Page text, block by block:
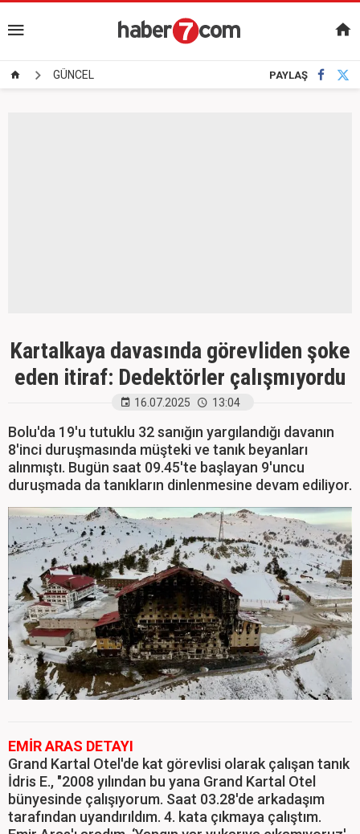
GÜNCEL PAYLAŞ
Kartalkaya davasında görevliden şoke
eden itiraf: Dedektörler çalışmıyordu
16.07.2025 13:04
Bolu'da 19'u tutuklu 32 sanığın yargılandığı davanın
8'inci duruşmasında müşteki ve tanık beyanları
alınmıştı. Bugün saat 09.45'te başlayan 9'uncu
duruşmada da tanıkların dinlenmesine devam ediliyor.
EMİR ARAS DETAYI
Grand Kartal Otel'de kat görevlisi olarak çalışan tanık
İdris E., "2008 yılından bu yana Grand Kartal Otel
bünyesinde çalışıyorum. Saat 03.28'de arkadaşım
tarafından uyandırıldım. 4. kata çıkmaya çalıştım.